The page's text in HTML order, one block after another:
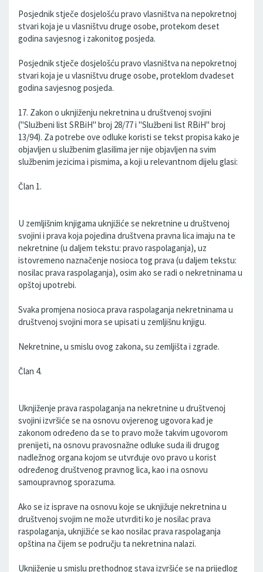
Posjednik stječe dosjelošću pravo vlasništva na nepokretnoj
stvari koja je u vlasništvu druge osobe, protekom deset
godina savjesnog i zakonitog posjeda.
Posjednik stječe dosjelošću pravo vlasništva na nepokretnoj
stvari koja je u vlasništvu druge osobe, proteklom dvadeset
godina savjesnog posjeda.
17. Zakon o uknjiženju nekretnina u društvenoj svojini
("Službeni list SRBiH" broj 28/77 i "Službeni list RBiH" broj
13/94). Za potrebe ove odluke koristi se tekst propisa kako je
objavljen u službenim glasilima jer nije objavljen na svim
službenim jezicima i pismima, a koji u relevantnom dijelu glasi:
Član 1.
U zemljišnim knjigama uknjižiće se nekretnine u društvenoj
svojini i prava koja pojedina društvena pravna lica imaju na te
nekretnine (u daljem tekstu: pravo raspolaganja), uz
istovremeno naznačenje nosioca tog prava (u daljem tekstu:
nosilac prava raspolaganja), osim ako se radi o nekretninama u
opštoj upotrebi.
Svaka promjena nosioca prava raspolaganja nekretninama u
društvenoj svojini mora se upisati u zemljišnu knjigu.
Nekretnine, u smislu ovog zakona, su zemljišta i zgrade.
Član 4.
Uknjiženje prava raspolaganja na nekretnine u društvenoj
svojini izvršiće se na osnovu ovjerenog ugovora kad je
zakonom određeno da se to pravo može takvim ugovorom
prenijeti, na osnovu pravosnažne odluke suda ili drugog
nadležnog organa kojom se utvrđuje ovo pravo u korist
određenog društvenog pravnog lica, kao i na osnovu
samoupravnog sporazuma.
Ako se iz isprave na osnovu koje se uknjižuje nekretnina u
društvenoj svojim ne može utvrditi ko je nosilac prava
raspolaganja, uknjižiće se kao nosilac prava raspolaganja
opština na čijem se području ta nekretnina nalazi.
Uknjiženje u smislu prethodnog stava izvršiće se na prijedlog